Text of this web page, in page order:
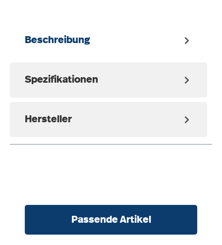
Beschreibung
Spezifikationen
Hersteller
Passende Artikel